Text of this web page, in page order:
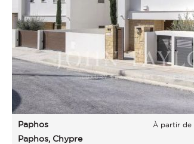
Paphos
Paphos, Chypre
À partir de